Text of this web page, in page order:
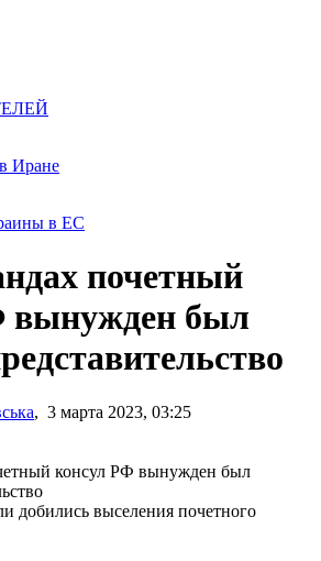
Иране
в ЕС
почетный
вынужден был
, 3 марта 2023, 03:25
добились выселения почетного